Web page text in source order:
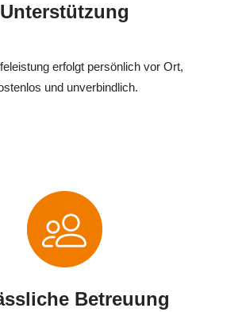
Unterstützung
erfolgt persönlich vor Ort,
und unverbindlich.
Betreuung